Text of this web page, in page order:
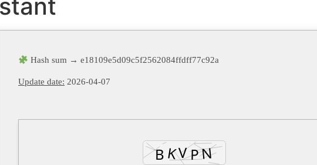
Hash sum → e18109e5d09c5f2562084ffdff77c92a
Update date: 2026-04-07